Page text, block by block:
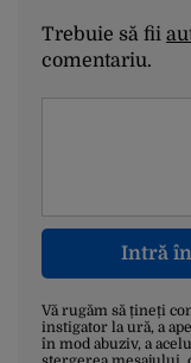
Trebuie să fii
comentariu.
Intră
Vă rugăm să țineți
instigator la ură, a
în mod abuziv, a